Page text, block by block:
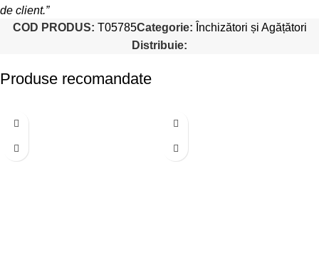
de client.”
COD PRODUS: T05785Categorie: Închizători și Agățători
Distribuie:
Produse recomandate